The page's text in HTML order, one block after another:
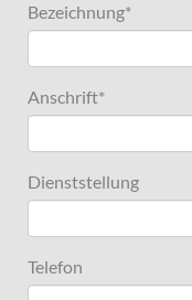
Bezeichnung*
Anschrift*
Dienststellung
Telefon